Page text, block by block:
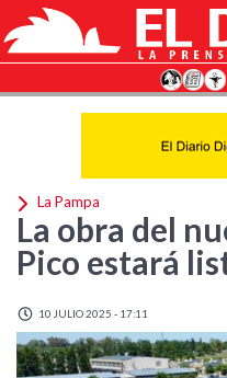
La Pampa
La obra del
Pico estará
10 JULIO 2025 - 17:11